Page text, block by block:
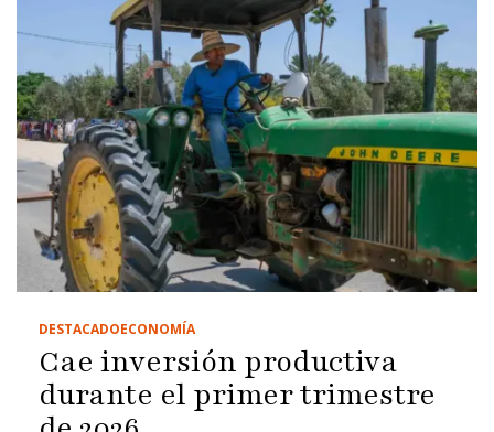
DESTACADOECONOMÍA
Cae inversión productiva
durante el primer trimestre